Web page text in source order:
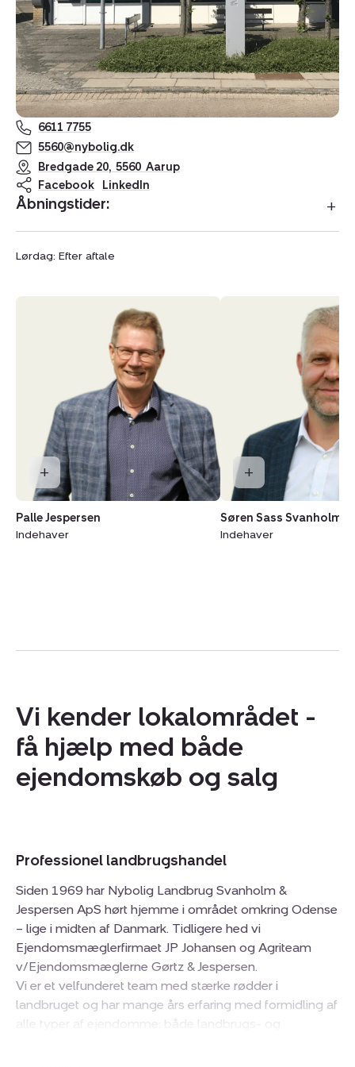
6611 7755
5560@nybolig.dk
Bredgade 20, 5560 Aarup
Facebook
LinkedIn
Åbningstider:
Lørdag: Efter aftale
Palle Jespersen
Indehaver
Søren Sass Svanholm
Indehaver
Vi kender lokalområdet -
få hjælp med både
ejendomskøb og salg
Professionel landbrugshandel
Siden 1969 har Nybolig Landbrug Svanholm &
Jespersen ApS hørt hjemme i området omkring Odense
– lige i midten af Danmark. Tidligere hed vi
Ejendomsmæglerfirmaet JP Johansen og Agriteam
v/Ejendomsmæglerne Gørtz & Jespersen.
Vi er et velfunderet team med stærke rødder i
landbruget og har mange års erfaring med formidling af
alle typer af ejendomme; både landbrugs- og